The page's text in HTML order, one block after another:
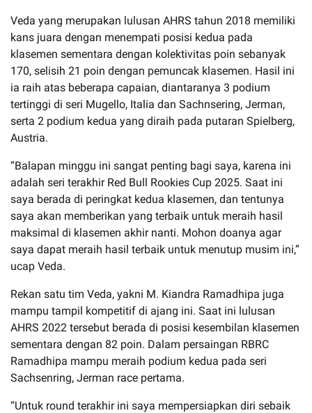
Veda yang merupakan lulusan AHRS tahun 2018 memiliki
kans juara dengan menempati posisi kedua pada
klasemen sementara dengan kolektivitas poin sebanyak
170, selisih 21 poin dengan pemuncak klasemen. Hasil ini
ia raih atas beberapa capaian, diantaranya 3 podium
tertinggi di seri Mugello, Italia dan Sachnsering, Jerman,
serta 2 podium kedua yang diraih pada putaran Spielberg,
Austria.
“Balapan minggu ini sangat penting bagi saya, karena ini
adalah seri terakhir Red Bull Rookies Cup 2025. Saat ini
saya berada di peringkat kedua klasemen, dan tentunya
saya akan memberikan yang terbaik untuk meraih hasil
maksimal di klasemen akhir nanti. Mohon doanya agar
saya dapat meraih hasil terbaik untuk menutup musim ini,”
ucap Veda.
Rekan satu tim Veda, yakni M. Kiandra Ramadhipa juga
mampu tampil kompetitif di ajang ini. Saat ini lulusan
AHRS 2022 tersebut berada di posisi kesembilan klasemen
sementara dengan 82 poin. Dalam persaingan RBRC
Ramadhipa mampu meraih podium kedua pada seri
Sachsenring, Jerman race pertama.
“Untuk round terakhir ini saya mempersiapkan diri sebaik